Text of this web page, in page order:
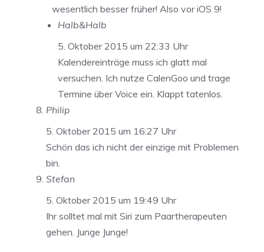
wesentlich besser früher! Also vor iOS 9!
Halb&Halb
5. Oktober 2015 um 22:33 Uhr
Kalendereinträge muss ich glatt mal
versuchen. Ich nutze CalenGoo und trage
Termine über Voice ein. Klappt tatenlos.
Philip
5. Oktober 2015 um 16:27 Uhr
Schön das ich nicht der einzige mit Problemen
bin.
Stefan
5. Oktober 2015 um 19:49 Uhr
Ihr solltet mal mit Siri zum Paartherapeuten
gehen. Junge Junge!